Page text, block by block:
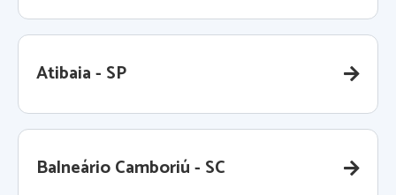
Atibaia - SP
Balneário Camboriú - SC